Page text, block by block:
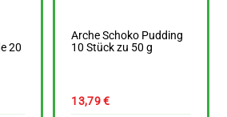
20
Arche Schoko Pudding
10 Stück zu 50 g
13,79€